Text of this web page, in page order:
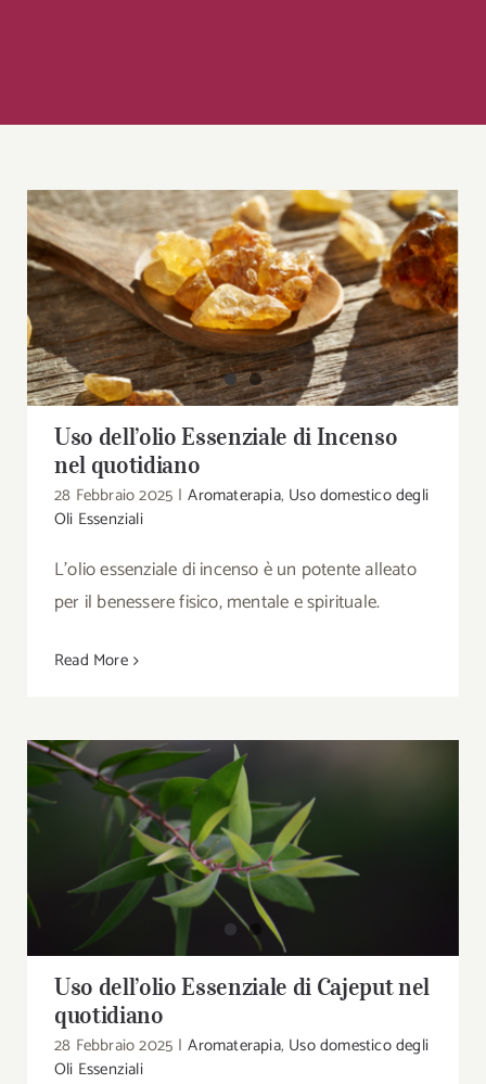
Uso dell’olio Essenziale di Incenso nel
quotidiano
Uso dell’olio Essenziale di Incenso
nel quotidiano
28 Febbraio 2025 | Aromaterapia, Uso domestico degli
Oli Essenziali
L'olio essenziale di incenso è un potente alleato
per il benessere fisico, mentale e spirituale.
Read More
Uso dell’olio Essenziale di Cajeput nel
quotidiano
Uso dell’olio Essenziale di Cajeput nel
quotidiano
28 Febbraio 2025 | Aromaterapia, Uso domestico degli
Oli Essenziali